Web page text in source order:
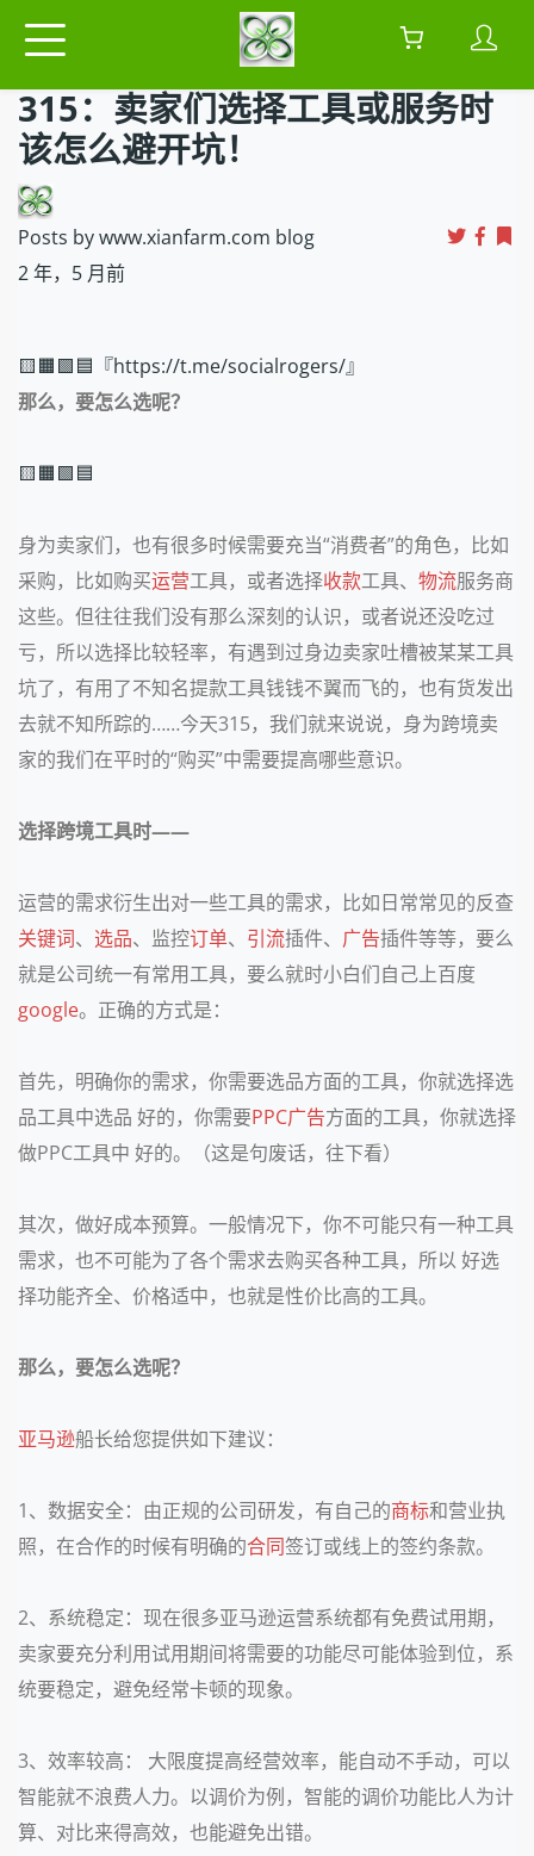
315：卖家们选择工具或服务时
该怎么避开坑！
Posts by www.xianfarm.com blog
2 年，5 月前
🟨🟧🟩🟦『https://t.me/socialrogers/』
那么，要怎么选呢？
🟨🟧🟩🟦
身为卖家们，也有很多时候需要充当“消费者”的角色，比如
采购，比如购买运营工具，或者选择收款工具、 物流服务商
这些。但往往我们没有那么深刻的认识，或者说还没吃过
亏，所以选择比较轻率，有遇到过身边卖家吐槽被某某工具
坑了，有用了不知名提款工具钱钱不翼而飞的，也有货发出
去就不知所踪的……今天315，我们就来说说，身为跨境卖
家的我们在平时的“购买”中需要提高哪些意识。
选择跨境工具时——
运营的需求衍生出对一些工具的需求，比如日常常见的反查
关键词、 选品、监控订单、 引流插件、 广告插件等等，要么
就是公司统一有常用工具，要么就时小白们自己上百度
google。正确的方式是：
首先，明确你的需求，你需要选品方面的工具，你就选择选
品工具中选品 好的，你需要PPC广告方面的工具，你就选择
做PPC工具中 好的。（这是句废话，往下看）
其次，做好成本预算。一般情况下，你不可能只有一种工具
需求，也不可能为了各个需求去购买各种工具，所以 好选
择功能齐全、价格适中，也就是性价比高的工具。
那么，要怎么选呢？
亚马逊船长给您提供如下建议：
1、数据安全：由正规的公司研发，有自己的商标和营业执
照，在合作的时候有明确的合同签订或线上的签约条款。
2、系统稳定：现在很多亚马逊运营系统都有免费试用期，
卖家要充分利用试用期间将需要的功能尽可能体验到位，系
统要稳定，避免经常卡顿的现象。
3、效率较高： 大限度提高经营效率，能自动不手动，可以
智能就不浪费人力。以调价为例，智能的调价功能比人为计
算、对比来得高效，也能避免出错。